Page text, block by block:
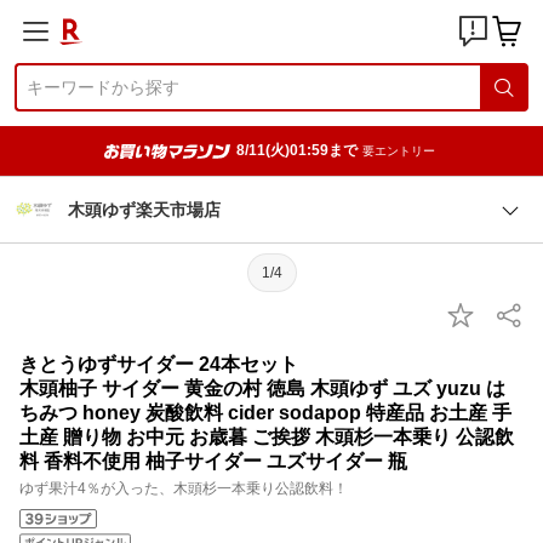
8/11(火)01:59まで 要エントリー
木頭ゆず楽天市場店
1/4
きとうゆずサイダー 24本セット
木頭柚子 サイダー 黄金の村 徳島 木頭ゆず ユズ yuzu は
ちみつ honey 炭酸飲料 cider sodapop 特産品 お土産 手
土産 贈り物 お中元 お歳暮 ご挨拶 木頭杉一本乗り 公認飲
料 香料不使用 柚子サイダー ユズサイダー 瓶
ゆず果汁4％が入った、木頭杉一本乗り公認飲料！